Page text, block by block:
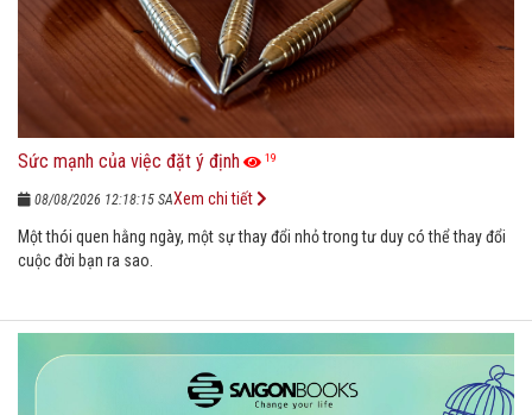
Sức mạnh của việc đặt ý định 19
08/08/2026 12:18:15 SA
Một thói quen hằng ngày, một sự thay đổi nhỏ trong tư duy có thể thay đổi
cuộc đời bạn ra sao.
Xem chi tiết